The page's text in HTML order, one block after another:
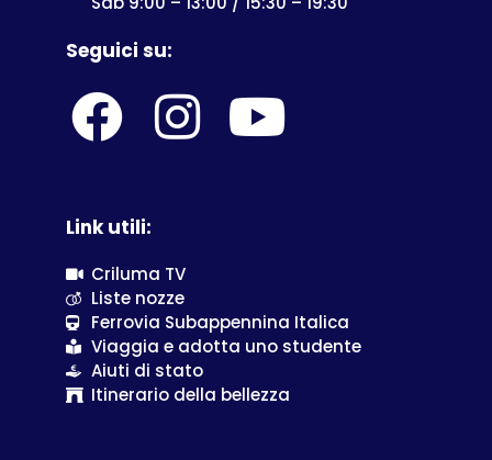
Seguici su:
Link utili:
Criluma TV
Liste nozze
Ferrovia Subappennina Italica
Viaggia e adotta uno studente
Aiuti di stato
Itinerario della bellezza